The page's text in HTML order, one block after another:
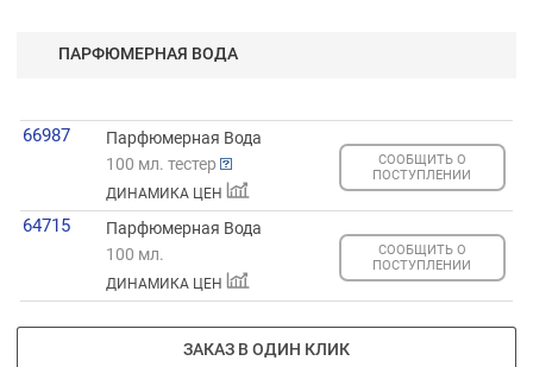
ПАРФЮМЕРНАЯ ВОДА
66987
Парфюмерная Вода
100 мл. тестер
ДИНАМИКА ЦЕН
СООБЩИТЬ О
ПОСТУПЛЕНИИ
64715
Парфюмерная Вода
100 мл.
ДИНАМИКА ЦЕН
СООБЩИТЬ О
ПОСТУПЛЕНИИ
ЗАКАЗ В ОДИН КЛИК